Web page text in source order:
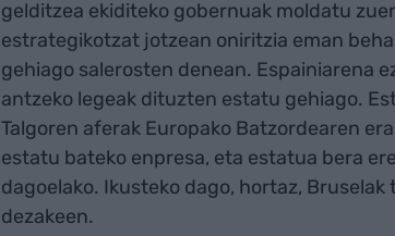
gelditzea ekiditeko gobernuak moldatu
estrategikotzat jotzean oniritzia eman
gehiago salerosten denean. Espainiarena
antzeko legeak dituzten estatu gehiago.
Talgoren aferak Europako Batzordearen
estatu bateko enpresa, eta estatua bera
dagoelako. Ikusteko dago, hortaz,
dezakeen.